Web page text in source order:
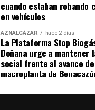
cuando estaban robando
en vehículos
AZNALCÁZAR hace 2 días
La Plataforma Stop
Doñana urge a mantener
social frente al avance
macroplanta de